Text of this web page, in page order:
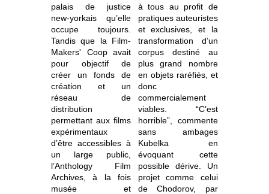
palais de justice
new-yorkais qu’elle
occupe toujours.
Tandis que la Film-
Makers' Coop avait
pour objectif de
créer un fonds de
création et un
réseau de
distribution
permettant aux films
expérimentaux
d’être accessibles à
un large public,
l’Anthology Film
Archives, à la fois
musée et
à tous au profit de
pratiques auteuristes
et exclusives, et la
transformation d’un
corpus destiné au
plus grand nombre
en objets raréfiés, et
donc
commercialement
viables. “C’est
horrible”, commente
sans ambages
Kubelka en
évoquant cette
possible dérive. Un
projet comme celui
de Chodorov, par